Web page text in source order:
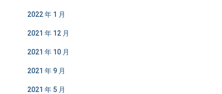
2022 年 1 月
2021 年 12 月
2021 年 10 月
2021 年 9 月
2021 年 5 月